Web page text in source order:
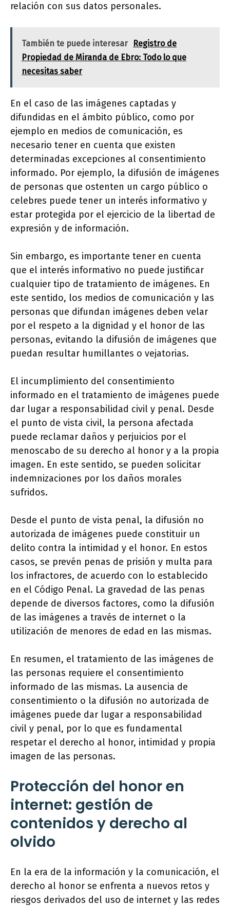
relación con sus datos personales.
También te puede interesar
Registro de
Propiedad de Miranda de Ebro: Todo lo que
necesitas saber
En el caso de las imágenes captadas y
difundidas en el ámbito público, como por
ejemplo en medios de comunicación, es
necesario tener en cuenta que existen
determinadas excepciones al consentimiento
informado. Por ejemplo, la difusión de imágenes
de personas que ostenten un cargo público o
celebres puede tener un interés informativo y
estar protegida por el ejercicio de la libertad de
expresión y de información.
Sin embargo, es importante tener en cuenta
que el interés informativo no puede justificar
cualquier tipo de tratamiento de imágenes. En
este sentido, los medios de comunicación y las
personas que difundan imágenes deben velar
por el respeto a la dignidad y el honor de las
personas, evitando la difusión de imágenes que
puedan resultar humillantes o vejatorias.
El incumplimiento del consentimiento
informado en el tratamiento de imágenes puede
dar lugar a responsabilidad civil y penal. Desde
el punto de vista civil, la persona afectada
puede reclamar daños y perjuicios por el
menoscabo de su derecho al honor y a la propia
imagen. En este sentido, se pueden solicitar
indemnizaciones por los daños morales
sufridos.
Desde el punto de vista penal, la difusión no
autorizada de imágenes puede constituir un
delito contra la intimidad y el honor. En estos
casos, se prevén penas de prisión y multa para
los infractores, de acuerdo con lo establecido
en el Código Penal. La gravedad de las penas
depende de diversos factores, como la difusión
de las imágenes a través de internet o la
utilización de menores de edad en las mismas.
En resumen, el tratamiento de las imágenes de
las personas requiere el consentimiento
informado de las mismas. La ausencia de
consentimiento o la difusión no autorizada de
imágenes puede dar lugar a responsabilidad
civil y penal, por lo que es fundamental
respetar el derecho al honor, intimidad y propia
imagen de las personas.
Protección del honor en
internet: gestión de
contenidos y derecho al
olvido
En la era de la información y la comunicación, el
derecho al honor se enfrenta a nuevos retos y
riesgos derivados del uso de internet y las redes